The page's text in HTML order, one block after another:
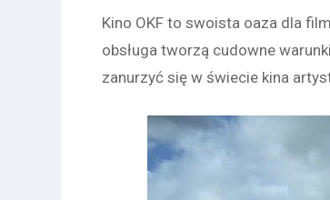
Kino OKF to swoista oaza dla
obsługa tworzą cudowne
zanurzyć się w świecie kina